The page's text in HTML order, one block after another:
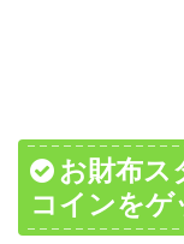
お財布ス
コインをゲ